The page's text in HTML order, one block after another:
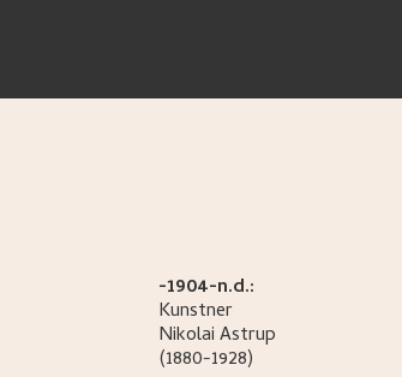
-1904-n.d.:
Kunstner
NikolaiAstrup
(1880-1928)